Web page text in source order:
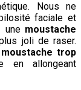
Nous ne
faciale et
une moustache
joli de raser.
moustache trop
en allongeant